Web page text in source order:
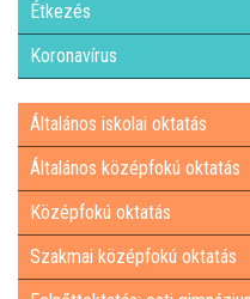
Étkezés
Koronavírus
Általános iskolai oktatás
Általános középfokú oktatás
Középfokú oktatás
Szakmai középfokú oktatás